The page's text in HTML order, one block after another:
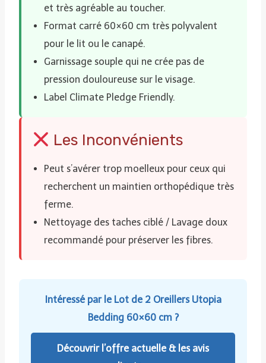
et très agréable au toucher.
Format carré 60×60 cm très polyvalent
pour le lit ou le canapé.
Garnissage souple qui ne crée pas de
pression douloureuse sur le visage.
Label Climate Pledge Friendly.
Les Inconvénients
Peut s’avérer trop moelleux pour ceux qui
recherchent un maintien orthopédique très
ferme.
Nettoyage des taches ciblé / Lavage doux
recommandé pour préserver les fibres.
Intéressé par le Lot de 2 Oreillers Utopia
Bedding 60×60 cm ?
Découvrir l’offre actuelle & les avis